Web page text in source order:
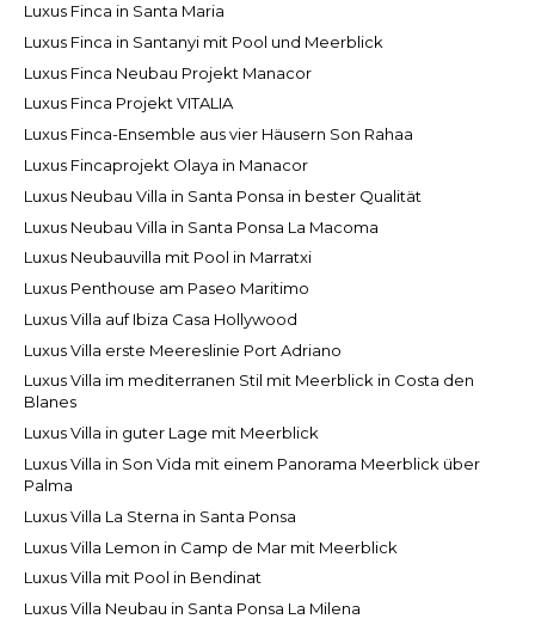
Luxus Finca in Santa Maria
Luxus Finca in Santanyi mit Pool und Meerblick
Luxus Finca Neubau Projekt Manacor
Luxus Finca Projekt VITALIA
Luxus Finca-Ensemble aus vier Häusern Son Rahaa
Luxus Fincaprojekt Olaya in Manacor
Luxus Neubau Villa in Santa Ponsa in bester Qualität
Luxus Neubau Villa in Santa Ponsa La Macoma
Luxus Neubauvilla mit Pool in Marratxi
Luxus Penthouse am Paseo Maritimo
Luxus Villa auf Ibiza Casa Hollywood
Luxus Villa erste Meereslinie Port Adriano
Luxus Villa im mediterranen Stil mit Meerblick in Costa den
Blanes
Luxus Villa in guter Lage mit Meerblick
Luxus Villa in Son Vida mit einem Panorama Meerblick über
Palma
Luxus Villa La Sterna in Santa Ponsa
Luxus Villa Lemon in Camp de Mar mit Meerblick
Luxus Villa mit Pool in Bendinat
Luxus Villa Neubau in Santa Ponsa La Milena